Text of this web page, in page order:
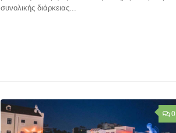
συνολικής διάρκειας...
0